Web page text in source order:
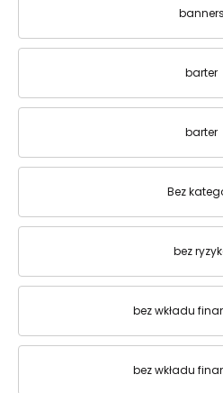
banners
barter
barter
Bez
bez
bez wkładu
bez wkładu